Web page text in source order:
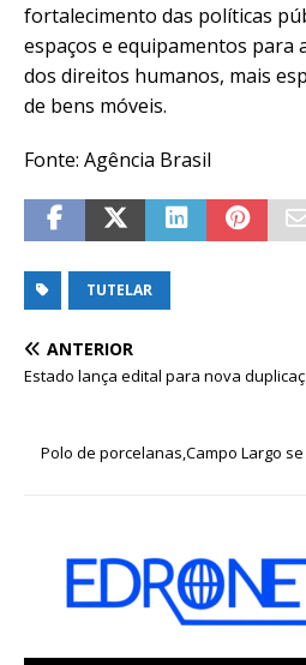
fortalecimento das políticas
espaços e equipamentos para
dos direitos humanos, mais
de bens móveis.
Fonte: Agência Brasil
TUTELAR
ANTERIOR
Estado lança edital para nova
Polo de porcelanas,Campo Largo